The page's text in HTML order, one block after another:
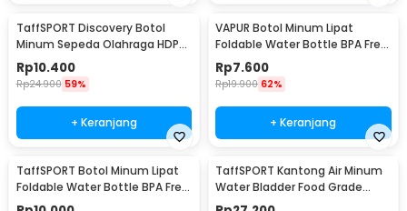
TaffSPORT Discovery Botol
Minum Sepeda Olahraga HDPE
Dust Cover 650ml - 3026
Rp10.400
Rp24.900 59%
+ Keranjang
VAPUR Botol Minum Lipat
Foldable Water Bottle BPA Free
Karabiner 500ml - V5
Rp7.600
Rp19.900 62%
+ Keranjang
TaffSPORT Botol Minum Lipat
Foldable Water Bottle BPA Free
700ml - S29
TaffSPORT Kantong Air Minum
Water Bladder Food Grade
Hydration Bag 2L - SD16